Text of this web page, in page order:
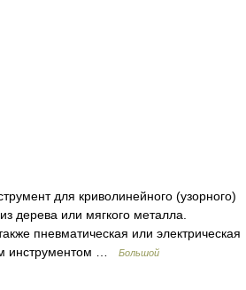
для криволинейного (узорного)
дерева или мягкого металла.
пневматическая или электрическая
инструментом …
Большой